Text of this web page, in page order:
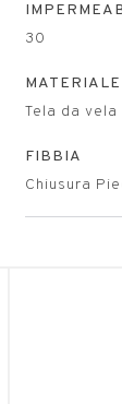
30
Tela da vela
FIBBIA
Chiusura